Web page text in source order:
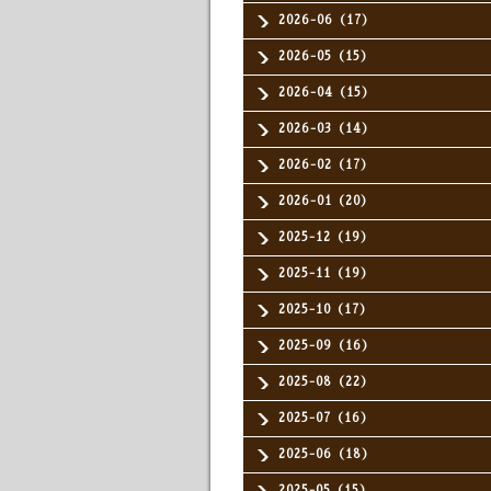
2026-06（17）
2026-05（15）
2026-04（15）
2026-03（14）
2026-02（17）
2026-01（20）
2025-12（19）
2025-11（19）
2025-10（17）
2025-09（16）
2025-08（22）
2025-07（16）
2025-06（18）